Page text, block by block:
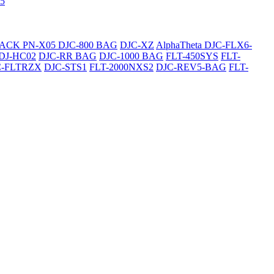
PN-X05 DJC-800 BAG DJC-XZ AlphaTheta DJC-FLX6-
HC02 DJC-RR BAG DJC-1000 BAG FLT-450SYS FLT-
FLTRZX DJC-STS1 FLT-2000NXS2 DJC-REV5-BAG FLT-